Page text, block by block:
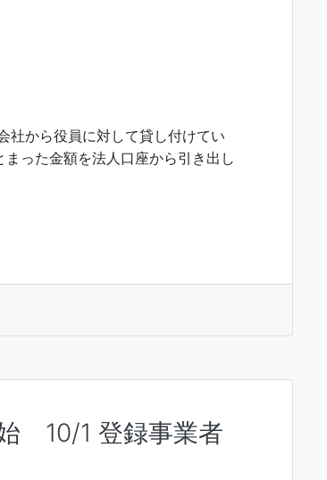
社から役員に対して貸し付けてい
った金額を法人口座から引き出し
10/1 登録事業者